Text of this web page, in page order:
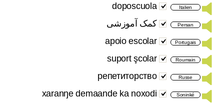
Italien
doposcuola
Persan کمک آموزشی
Portugais
apoio escolar
Roumain
suport şcolar
Russe
репетиторство
Soninké
xaranŋe demaande ka noxodi